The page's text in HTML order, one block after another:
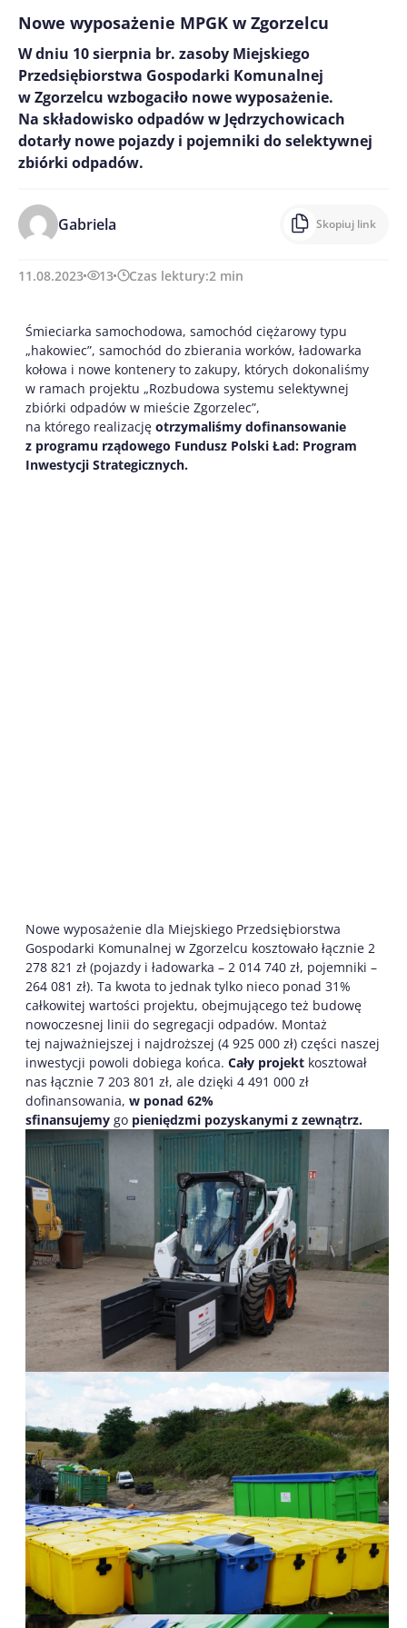
Nowe wyposażenie MPGK w Zgorzelcu
W dniu 10 sierpnia br. zasoby Miejskiego
Przedsiębiorstwa Gospodarki Komunalnej
w Zgorzelcu wzbogaciło nowe wyposażenie.
Na składowisko odpadów w Jędrzychowicach
dotarły nowe pojazdy i pojemniki do selektywnej
zbiórki odpadów.
Gabriela Skopiuj link
11.08.2023 13 Czas lektury:2 min
Śmieciarka samochodowa, samochód ciężarowy typu
„hakowiec”, samochód do zbierania worków, ładowarka
kołowa i nowe kontenery to zakupy, których dokonaliśmy
w ramach projektu „Rozbudowa systemu selektywnej
zbiórki odpadów w mieście Zgorzelec”,
na którego realizację otrzymaliśmy dofinansowanie
z programu rządowego Fundusz Polski Ład: Program
Inwestycji Strategicznych.
Nowe wyposażenie dla Miejskiego Przedsiębiorstwa
Gospodarki Komunalnej w Zgorzelcu kosztowało łącznie 2
278 821 zł (pojazdy i ładowarka – 2 014 740 zł, pojemniki –
264 081 zł). Ta kwota to jednak tylko nieco ponad 31%
całkowitej wartości projektu, obejmującego też budowę
nowoczesnej linii do segregacji odpadów. Montaż
tej najważniejszej i najdroższej (4 925 000 zł) części naszej
inwestycji powoli dobiega końca. Cały projekt kosztował
nas łącznie 7 203 801 zł, ale dzięki 4 491 000 zł
dofinansowania, w ponad 62%
sfinansujemy go pieniędzmi pozyskanymi z zewnątrz.